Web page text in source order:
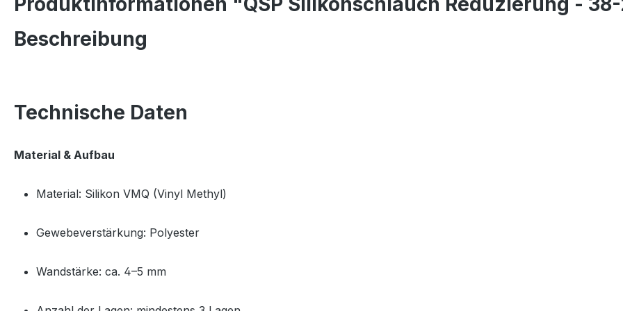
Beschreibung
Technische Daten
Material & Aufbau
Material: Silikon VMQ (Vinyl Methyl)
Gewebeverstärkung: Polyester
Wandstärke: ca. 4–5 mm